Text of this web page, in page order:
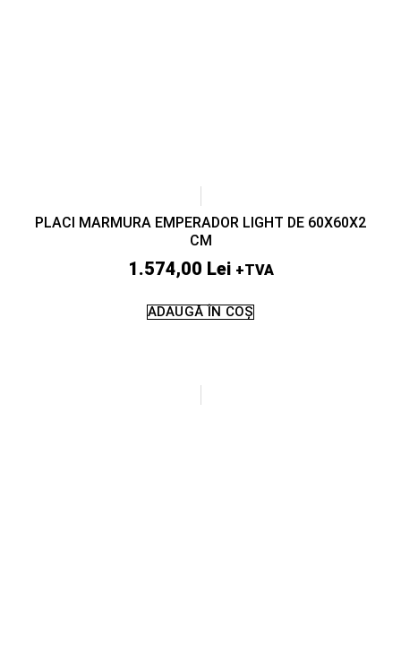
PLACI MARMURA EMPERADOR LIGHT DE 60X60X2
CM
1.574,00 Lei +TVA
ADAUGĂ ÎN COȘ